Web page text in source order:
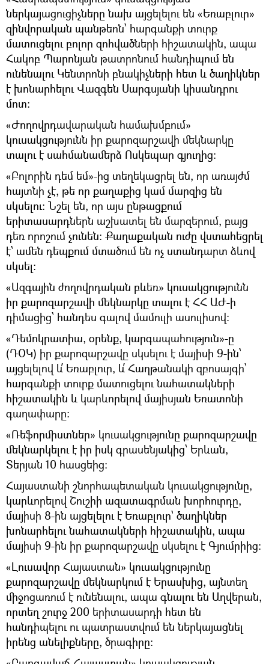
ներկայացուցիչները նախ այցելելու են «Եռաբլուր»
զինվորական պանթեոն՝ հարգանքի տուրք
մատուցելու բոլոր զոհվածների հիշատակին, ապա
Հակոբ Պարոնյան թատրոնում հանդիպում են
ունենալու Կենտրոնի բնակիչների հետ և ծաղիկներ
է խոնարհելու Վազգեն Սարգսյանի կիսանդրու
մոտ։
«Ժողովրդավարական համախմբում»
կուսակցությունն իր քարոզարշավի մեկնարկը
տալու է սահմանամերձ Ոսկեպար գյուղից։
«Բոլորին դեմ եմ»-ից տեղեկացրել են, որ առայժմ
հայտնի չէ, թե որ քաղաքից կամ մարզից են
սկսելու։ Նշել են, որ այս ընթացքում
երիտասարդներն աշխատել են մարզերում, բայց
դեռ որոշում չունեն։ Քաղաքական ուժը վստահեցրել
է՝ ամեն դեպքում մտածում են ոչ ստանդարտ ձևով
սկսել։
«Ազգային ժողովրդական բևեռ» կուսակցությունն
իր քարոզարշավի մեկնարկը տալու է ՀՀ ԱԺ-ի
դիմացից՝ հանդես գալով մամուլի ասուլիսով։
«Դեմոկրատիա, օրենք, կարգապահություն»-ը
(ԴՕԿ) իր քարոզարշավը սկսելու է մայիսի 9-ին՝
այցելելով և՛ Եռաբլուր, և՛ Հաղթանակի զբոսայգի՝
հարգանքի տուրք մատուցելու նահատակների
հիշատակին և կարևորելով մայիսյան Եռատոնի
գաղափարը։
«Ռեֆորմիստներ» կուսակցությունը քարոզարշավը
մեկնարկելու է իր իսկ գրասենյակից՝ Երևան,
Տերյան 10 հասցեից։
Հայաստանի շնորհապետական կուսակցությունը,
կարևորելով Շուշիի ազատագրման խորհուրդը,
մայիսի 8-ին այցելելու է Եռաբլուր՝ ծաղիկներ
խոնարհելու նահատակների հիշատակին, ապա
մայիսի 9-ին իր քարոզարշավը սկսելու է Գյումրիից։
«Լուսավոր Հայաստան» կուսակցությունը
քարոզարշավը մեկնարկում է Երասխից, այնտեղ
միջոցառում է ունենալու, ապա գնալու են Աղվերան,
որտեղ շուրջ 200 երիտասարդի հետ են
հանդիպելու ու պատրաստվում են ներկայացնել
իրենց անելիքները, ծրագիրը։